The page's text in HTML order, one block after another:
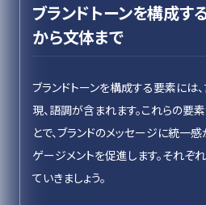
ブランドトーンを構成
から文体まで
ブランドトーンを構成する要素には
現、語調が含まれます。これらの要
とで、ブランドのメッセージに統一
ゲージメントを促進します。それぞ
ていきましょう。